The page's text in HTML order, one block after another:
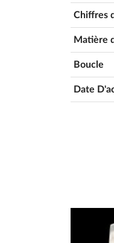
Chiffres
Matière
Boucle
Date